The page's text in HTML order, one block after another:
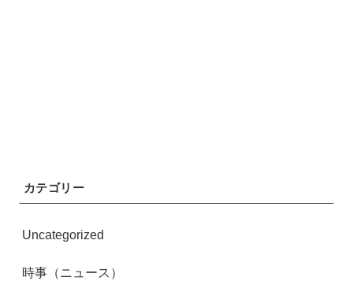
カテゴリー
Uncategorized
時事（ニュース）